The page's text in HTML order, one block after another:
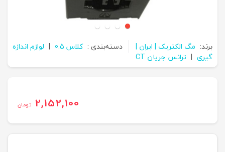
برند: مگ الکتریک | ایران | دسته‌بندی : کلاس 0.5 | لوازم اندازه
گیری | ترانس جریان CT
2,152,100 تومان